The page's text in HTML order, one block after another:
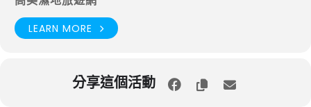
LEARN MORE
分享這個活動